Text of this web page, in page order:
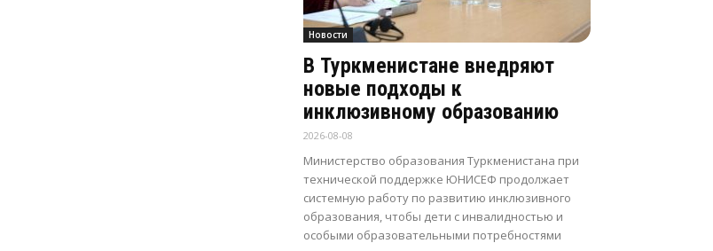
Новости
В Туркменистане внедряют
новые подходы к
инклюзивному образованию
2026-08-08
Министерство образования Туркменистана при
технической поддержке ЮНИСЕФ продолжает
системную работу по развитию инклюзивного
образования, чтобы дети с инвалидностью и
особыми образовательными потребностями